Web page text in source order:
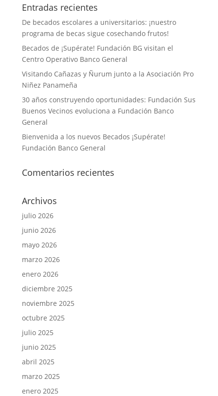
Entradas recientes
De becados escolares a universitarios: ¡nuestro
programa de becas sigue cosechando frutos!
Becados de ¡Supérate! Fundación BG visitan el
Centro Operativo Banco General
Visitando Cañazas y Ñurum junto a la Asociación Pro
Niñez Panameña
30 años construyendo oportunidades: Fundación Sus
Buenos Vecinos evoluciona a Fundación Banco
General
Bienvenida a los nuevos Becados ¡Supérate!
Fundación Banco General
Comentarios recientes
Archivos
julio 2026
junio 2026
mayo 2026
marzo 2026
enero 2026
diciembre 2025
noviembre 2025
octubre 2025
julio 2025
junio 2025
abril 2025
marzo 2025
enero 2025